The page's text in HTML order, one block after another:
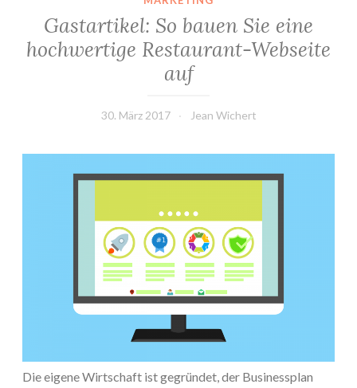
Gastartikel: So bauen Sie eine
hochwertige Restaurant-Webseite
auf
30. März 2017 Jean Wichert
Die eigene Wirtschaft ist gegründet, der Businessplan